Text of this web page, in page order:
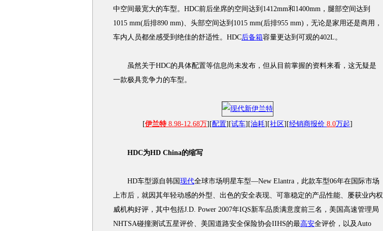
中空间最宽大的车型。HDC前后坐席的空间达到1412mm和1400mm，腿部空间达到
1015 mm(后排890 mm)、头部空间达到1015 mm(后排955 mm)，无论是家用还是商用，
车内人员都坐感受到绝佳的舒适性。HDC后备箱容量更达到可观的402L。
虽然关于HDC的具体配置等信息尚未发布，但从目前掌握的资料来看，这无疑是
一款极具竞争力的车型。
[伊兰特 8.98-12.68万][配置][试车][油耗][社区][经销商报价 8.0万起]
HDC为HD China的缩写
HD车型源自韩国 现代全球市场明星车型—New Elantra，此款车型06年在国际市场
上市后，就因其年轻动感的外型、出色的安全表现、可靠稳定的产品性能、屡获业内权
威机构好评，其中包括J.D. Power 2007年IQS新车品质满意度前三名，美国高速管理局
NHTSA碰撞测试五星评价、美国道路安全保险协会IIHS的最高安全评价，以及Auto